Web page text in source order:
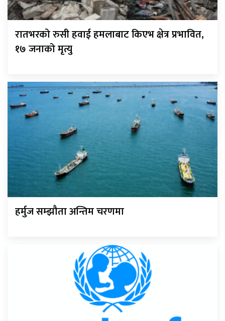
रातभरको रुसी हवाई हमलाबाट किएभ क्षेत्र प्रभावित,
१७ जनाको मृत्यु
हर्मुज सम्झौता अन्तिम चरणमा